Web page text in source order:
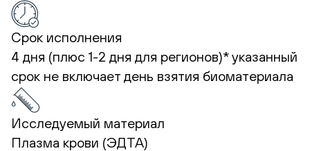
Срок исполнения
4 дня (плюс 1-2 дня для регионов)*указанный
срок не включает день взятия биоматериала
Исследуемый материал
Плазма крови (ЭДТА)